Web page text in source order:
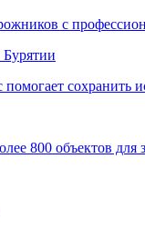
с
Бурятии
сохранить
800 объектов для